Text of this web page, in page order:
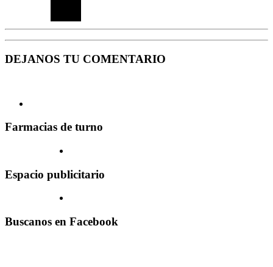
DEJANOS TU COMENTARIO
Farmacias de turno
Espacio publicitario
Buscanos en Facebook